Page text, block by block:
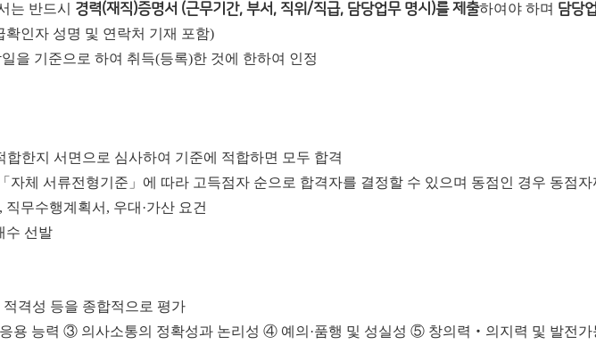
는 반드시 경력(재직)증명서 (근무기간, 부서, 직위/직급, 담당업무 명시)를 제출하여야 하며 담당
확인자 성명 및 연락처 기재 포함)
을 기준으로 하여 취득(등록)한 것에 한하여 인정
한지 서면으로 심사하여 기준에 적합하면 모두 합격
체 서류전형기준」에 따라 고득점자 순으로 합격자를 결정할 수 있으며 동점인 경우 동점
무수행계획서, 우대·가산 요건
수 선발
격성 등을 종합적으로 평가
용 능력 ③ 의사소통의 정확성과 논리성 ④ 예의·품행 및 성실성 ⑤ 창의력‧의지력 및 발전가